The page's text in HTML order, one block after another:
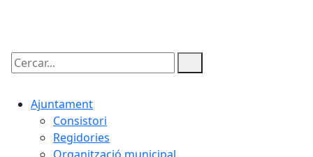
Cercar:
Ajuntament
Consistori
Regidories